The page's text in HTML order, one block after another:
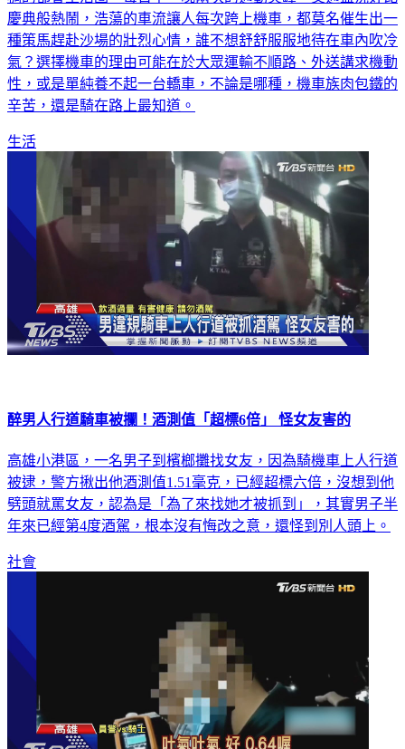
慶典般熱鬧，浩蕩的車流讓人每次跨上機車，都莫名催生出一
種策馬趕赴沙場的壯烈心情，誰不想舒舒服服地待在車內吹冷
氣？選擇機車的理由可能在於大眾運輸不順路、外送講求機動
性，或是單純養不起一台轎車，不論是哪種，機車族肉包鐵的
辛苦，還是騎在路上最知道。
生活
醉男人行道騎車被攔！酒測值「超標6倍」 怪女友害的
高雄小港區，一名男子到檳榔攤找女友，因為騎機車上人行道
被逮，警方揪出他酒測值1.51毫克，已經超標六倍，沒想到他
劈頭就罵女友，認為是「為了來找她才被抓到」，其實男子半
年來已經第4度酒駕，根本沒有悔改之意，還怪到別人頭上。
社會